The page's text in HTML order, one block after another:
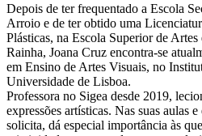
Depois de ter frequentado a Escola
Arroio e de ter obtido uma
Plásticas, na Escola Superior de
Rainha, Joana Cruz encontra-se
em Ensino de Artes Visuais, no
Universidade de Lisboa.
Professora no Sigea desde 2019,
expressões artísticas. Nas suas aulas
solicita, dá especial importância às